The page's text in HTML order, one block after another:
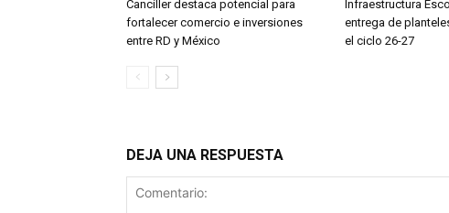
Canciller destaca potencial para
fortalecer comercio e inversiones
entre RD y México
Infraestructura
entrega de
el ciclo 26-27
DEJA UNA RESPUESTA